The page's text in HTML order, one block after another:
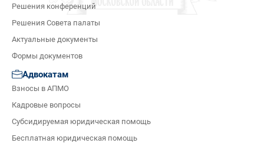
Решения конференций
Решения Совета палаты
Актуальные документы
Формы документов
Адвокатам
Взносы в АПМО
Кадровые вопросы
Субсидируемая юридическая помощь
Бесплатная юридическая помощь